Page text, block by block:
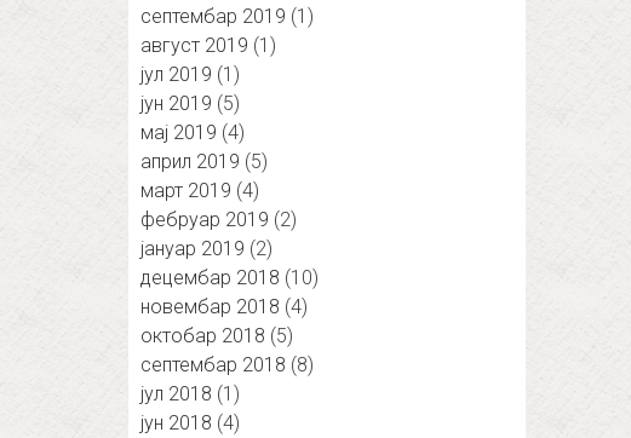
септембар 2019 (1)
август 2019 (1)
јул 2019 (1)
јун 2019 (5)
мај 2019 (4)
април 2019 (5)
март 2019 (4)
фебруар 2019 (2)
јануар 2019 (2)
децембар 2018 (10)
новембар 2018 (4)
октобар 2018 (5)
септембар 2018 (8)
јул 2018 (1)
јун 2018 (4)